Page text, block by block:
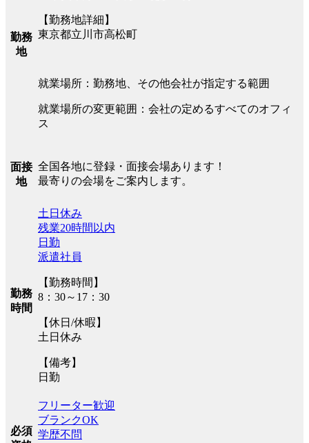
勤務
地
【勤務地詳細】
東京都立川市高松町
就業場所：勤務地、その他会社が指定する範囲
就業場所の変更範囲：会社の定めるすべてのオフィ
ス
面接
地
全国各地に登録・面接会場あります！
最寄りの会場をご案内します。
勤務
時間
土日休み
残業20時間以内
日勤
派遣社員
【勤務時間】
8：30～17：30
【休日/休暇】
土日休み
【備考】
日勤
必須
フリーター歓迎
ブランクOK
学歴不問